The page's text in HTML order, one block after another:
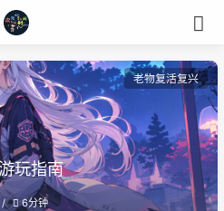
老物复活复兴
玩指南
6分钟